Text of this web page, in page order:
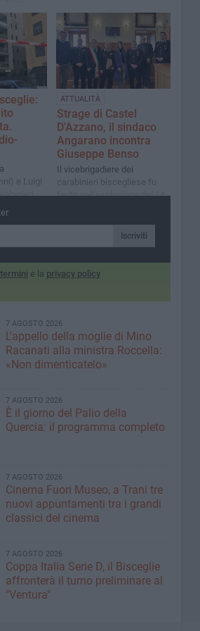
e Luigi
in
ATTUALITÀ
Strage di Castel
D'Azzano, il sindaco
Angarano incontra
Giuseppe Benso
Il vicebrigadiere dei
carabinieri biscegliese fu
ferito nell'esplosione del 14
Iscriviti
termini e la privacy policy
7 AGOSTO 2026
L'appello della moglie di Mino
Racanati alla ministra Roccella:
«Non dimenticatelo»
7 AGOSTO 2026
È il giorno del Palio della
Quercia: il programma completo
7 AGOSTO 2026
Cinema Fuori Museo, a Trani tre
nuovi appuntamenti tra i grandi
classici del cinema
7 AGOSTO 2026
Coppa Italia Serie D, il Bisceglie
affronterà il turno preliminare al
"Ventura"